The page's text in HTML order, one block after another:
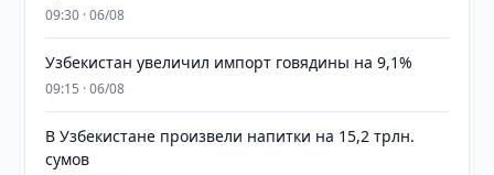
09:30 · 06/08
Узбекистан увеличил импорт говядины на 9,1%
09:15 · 06/08
В Узбекистане произвели напитки на 15,2 трлн.
сумов